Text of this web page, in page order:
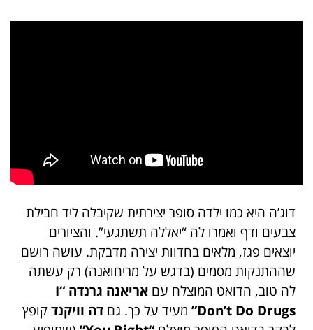
דוג’ה היא כמו ילדה סופר יצירתית שקיבלה ליד חבילת
צבעים ודף ואמרו לה “יאללה תשתגעי”. והציורים
יוצאים פגז, מלאים בחדוות יצירה מדבקת. עושה רושם
שההתנקות מסמים (בדגש על מריחואנה) רק עשתה
לה טוב, הדואט המוצלח עם אריאנה גרנדה “I
Don’t Do Drugs” מעיד על כך. גם דה וויקנדקופץ